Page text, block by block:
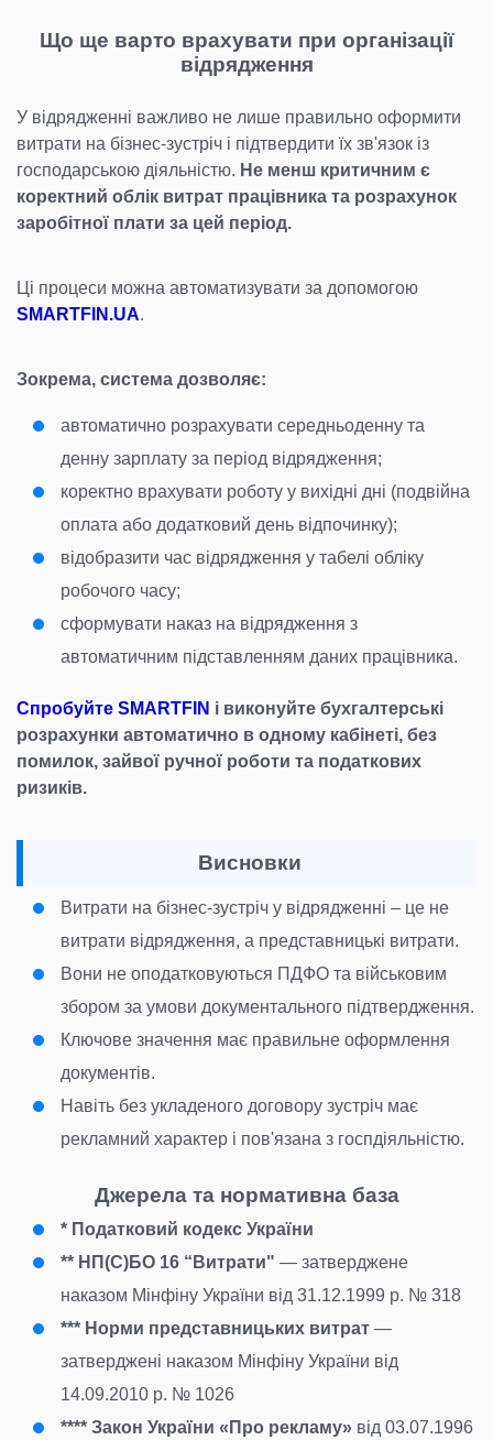
Що ще варто врахувати при організації
відрядження
У відрядженні важливо не лише правильно оформити
витрати на бізнес-зустріч і підтвердити їх зв'язок із
господарською діяльністю. Не менш критичним є
коректний облік витрат працівника та розрахунок
заробітної плати за цей період.
Ці процеси можна автоматизувати за допомогою
SMARTFIN.UA.
Зокрема, система дозволяє:
автоматично розрахувати середньоденну та
денну зарплату за період відрядження;
коректно врахувати роботу у вихідні дні (подвійна
оплата або додатковий день відпочинку);
відобразити час відрядження у табелі обліку
робочого часу;
сформувати наказ на відрядження з
автоматичним підставленням даних працівника.
Спробуйте SMARTFIN і виконуйте бухгалтерські
розрахунки автоматично в одному кабінеті, без
помилок, зайвої ручної роботи та податкових
ризиків.
Висновки
Витрати на бізнес-зустріч у відрядженні – це не
витрати відрядження, а представницькі витрати.
Вони не оподатковуються ПДФО та військовим
збором за умови документального підтвердження.
Ключове значення має правильне оформлення
документів.
Навіть без укладеного договору зустріч має
рекламний характер і пов'язана з госпдіяльністю.
Джерела та нормативна база
* Податковий кодекс України
** НП(С)БО 16 “Витрати" — затверджене
наказом Мінфіну України від 31.12.1999 р. № 318
*** Норми представницьких витрат —
затверджені наказом Мінфіну України від
14.09.2010 р. № 1026
**** Закон України «Про рекламу» від 03.07.1996